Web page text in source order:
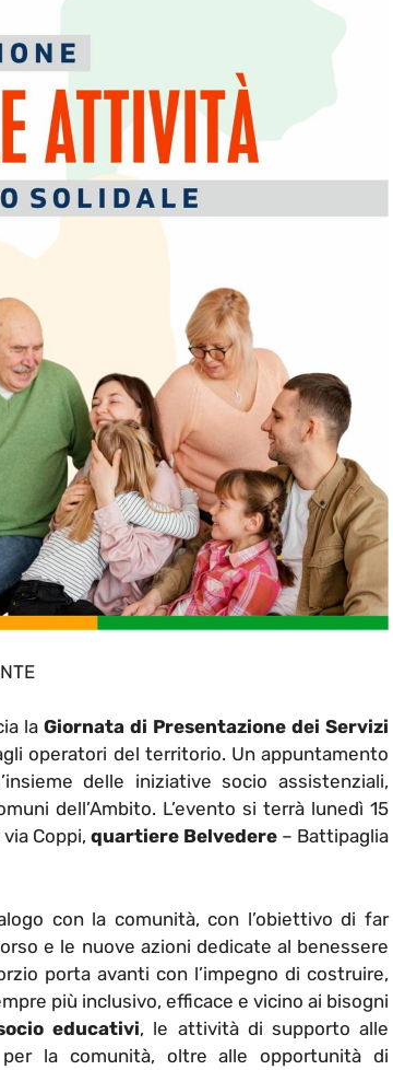
la Giornata di Presentazione dei Servizi
operatori del territorio. Un appuntamento
delle iniziative socio assistenziali,
dell’Ambito. L’evento si terrà lunedì 15
via Coppi, quartiere Belvedere – Battipaglia
con la comunità, con l’obiettivo di far
e le nuove azioni dedicate al benessere
porta avanti con l’impegno di costruire,
più inclusivo, efficace e vicino ai bisogni
educativi, le attività di supporto alle
la comunità, oltre alle opportunità di